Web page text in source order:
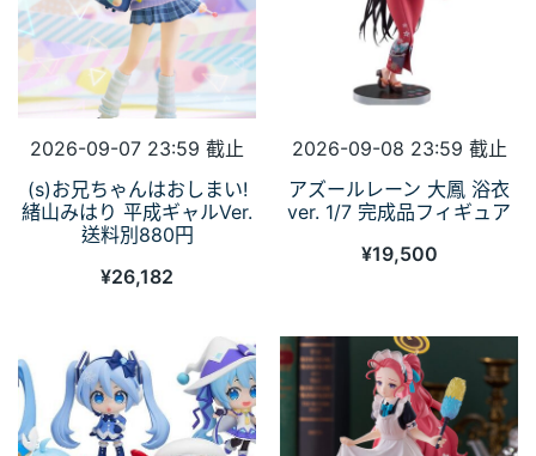
2026-09-07 23:59 截止
(s)お兄ちゃんはおしまい!
緒山みはり 平成ギャルVer.
送料別880円
¥26,182
2026-09-08 23:59 截止
アズールレーン 大鳳 浴衣
ver. 1/7 完成品フィギュア
¥19,500